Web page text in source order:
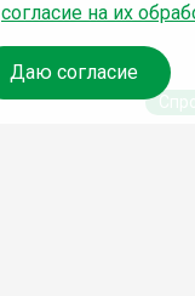
согласие на их
Даю согласие